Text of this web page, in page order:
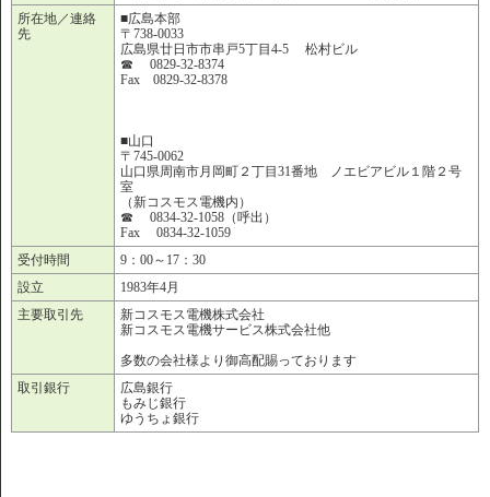
所在地／連絡
先
■広島本部
〒738-0033
広島県廿日市市串戸5丁目4-5 松村ビル
☎ 0829-32-8374
Fax 0829-32-8378
■山口
〒745-0062
山口県周南市月岡町２丁目31番地 ノエビアビル１階２号
室
（新コスモス電機内）
☎ 0834-32-1058（呼出）
Fax 0834-32-1059
受付時間
9：00～17：30
設立
1983年4月
主要取引先
新コスモス電機株式会社
新コスモス電機サービス株式会社他
多数の会社様より御高配賜っております
取引銀行
広島銀行
もみじ銀行
ゆうちょ銀行